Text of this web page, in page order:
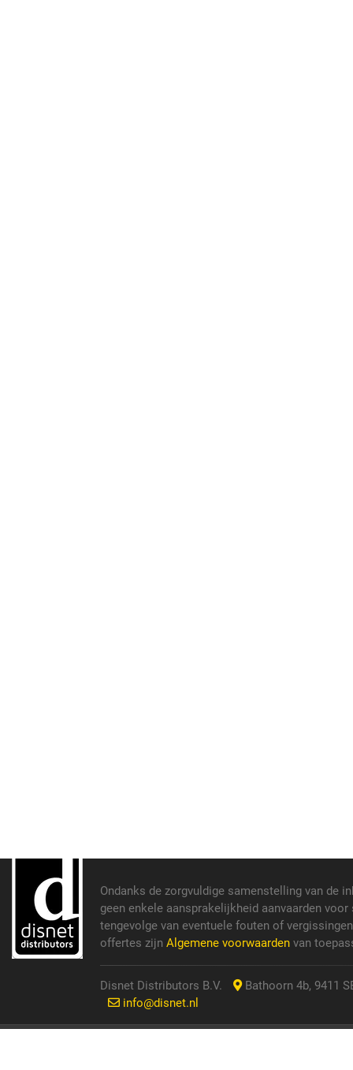
Ondanks de zorgvuldige samenstelling van de
geen enkele aansprakelijkheid aanvaarden
tengevolge van eventuele fouten of
offertes zijn Algemene voorwaarden van
Disnet Distributors B.V.
Bathoorn 4b, 9411
info@disnet.nl